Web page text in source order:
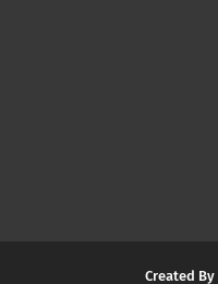
Created By